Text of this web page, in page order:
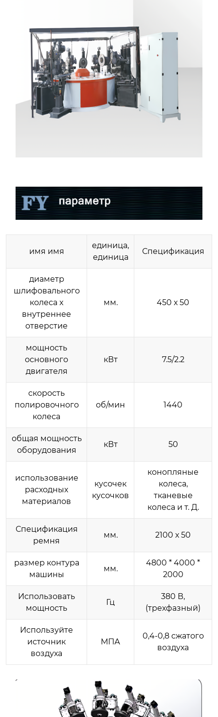
имя имя
единица,
единица
Спецификация
диаметр
шлифовального
колеса x
внутреннее
отверстие
мм. 450 х 50
мощность
основного
двигателя
кВт 7.5/2.2
скорость
полировочного
колеса
об/мин 1440
общая мощность
оборудования
кВт 50
использование
расходных
материалов
кусочек
кусочков
конопляные
колеса,
тканевые
колеса и т. Д.
Спецификация
ремня
мм. 2100 х 50
размер контура
машины
мм.
4800 * 4000 *
2000
Использовать
мощность
Гц
380 В,
(трехфазный)
Используйте
источник
воздуха
МПА
0,4-0,8 сжатого
воздуха